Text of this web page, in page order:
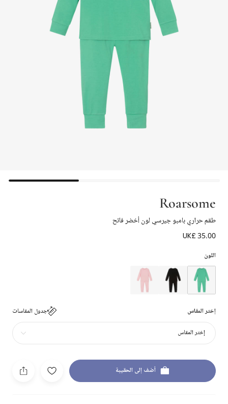
Roarsome
طقم حراري بامبو جيرسي لون أخضر فاتح
UK£ 35.00
اللون
إختر المقاس جدول المقاسات
إختر المقاس
أضف إلى الحقيبة